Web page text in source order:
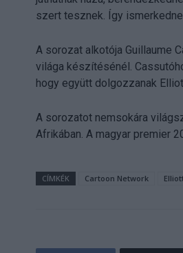
szert tesznek. Így
A sorozat alkotója Guillaume
világa készítésénél.
hogy együtt dolgozzanak
A sorozatot nemsokára
Afrikában. A magyar premier
CÍMKÉK Cartoon Network